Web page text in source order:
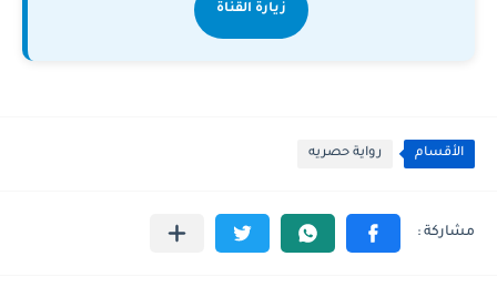
زيارة القناة
الأقسام رواية حصريه